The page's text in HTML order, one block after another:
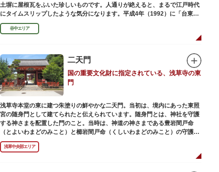
土塀に屋根瓦をふいた珍しいものです。人通りが絶えると、まるで江戸時代
にタイムスリップしたような気分になります。平成4年（1992）に「台東区
まちかど賞」を受賞しました。
谷中エリア
二天門
国の重要文化財に指定されている、浅草寺の東
門
浅草寺本堂の東に建つ朱塗りの鮮やかな二天門。当初は、境内にあった東照
宮の随身門として建てられたと伝えられています。随身門とは、神社を守護
する神さまを配置した門のこと。当時は、神道の神さまである豊岩間戸命
（とよいわまどのみこと）と櫛岩間戸命（くしいわまどのみこと）の守護神
像が左右に祀られていました。
しかし、1868年（明治元年）に明治政府が発令した神仏分離令により、仏教
寺院である浅草寺には、この2柱の神さまの像を祀ることができなくなりま
浅草中央部エリア